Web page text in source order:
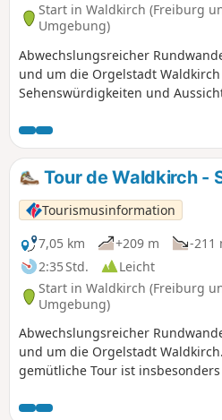
Start in Waldkirch (Freiburg
Umgebung)
Abwechslungsreicher
und um die Orgelstadt
Sehenswürdigkeiten und
Tour de Waldkirch -
Tourismusinformation
7,05 km
+209 m
-211
2:35 Std.
Leicht
Start in Waldkirch (Freiburg
Umgebung)
Abwechslungsreicher
und um die Orgelstadt
gemütliche Tour ist
Kinder gibt es unterwegs viele,